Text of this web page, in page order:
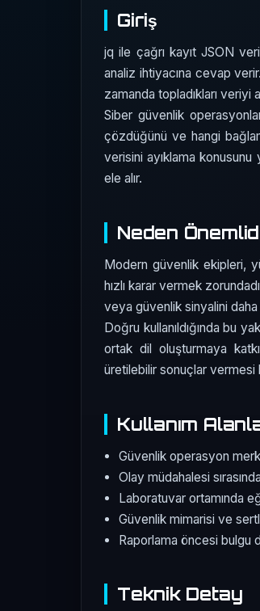
Giriş
jq ile çağrı kayıt JSON
analiz ihtiyacına cevap
zamanda topladıkları veriyi
Siber güvenlik
çözdüğünü ve hangi
verisini ayıklama
ele alır.
Neden
Modern güvenlik ekipleri,
hızlı karar vermek
veya güvenlik sinyalini
Doğru kullanıldığında bu
ortak dil oluşturmaya
üretilebilir sonuçlar vermesi
Kullanım
Güvenlik operasyon
Olay müdahalesi
Laboratuvar ortamında
Güvenlik mimarisi ve
Raporlama öncesi bulgu
Teknik Detay